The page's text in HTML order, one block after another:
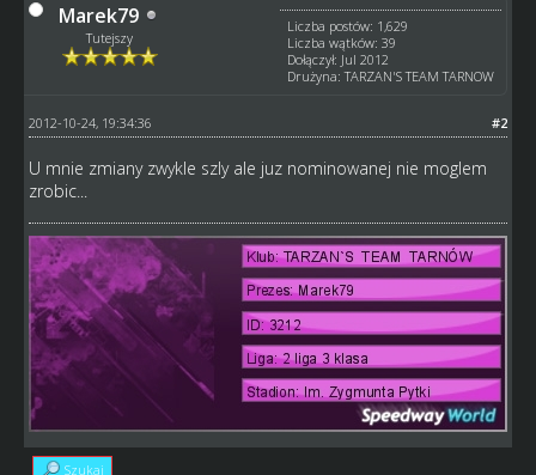
Marek79
Tutejszy
Liczba postów: 1,629
Liczba wątków: 39
Dołączył: Jul 2012
Drużyna: TARZAN'S TEAM TARNOW
#2
2012-10-24, 19:34:36
U mnie zmiany zwykle szly ale juz nominowanej nie moglem
zrobic...
Szukaj